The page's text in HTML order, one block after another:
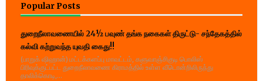
Popular Posts
துறைநீலாவணையில் 24½ பவுண் தங்க நகைகள் திருட்டு- சந்தேகத்தில்
கல்வி கற்றுவந்த யுவதி கைது!!
(பாறுக் ஷிஹான்) மட்டக்களப்பு மாவட்டம், களுவாஞ்சிகுடி பொலிஸ்
பிரிவுக்குட்பட்ட துறைநீலாவணை கிராமத்தில் உள்ள வீடொன்றிலிருந்து
தாலிக்கொடி,...